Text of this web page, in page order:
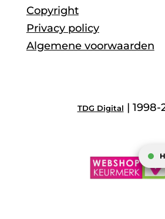
Copyright
Privacy policy
Algemene voorwaarden
TDG Digital | 1998-